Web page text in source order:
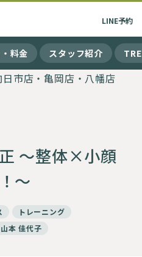
LINE予約
料金 スタッフ紹介
～整体×小顔
～
トレーニング
山本 佳代子